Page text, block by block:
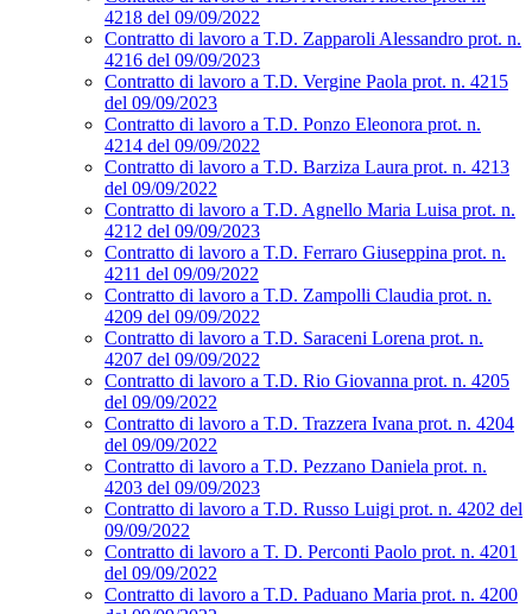
4218 del 09/09/2022
Contratto di lavoro a T.D. Zapparoli Alessandro prot. n.
4216 del 09/09/2023
Contratto di lavoro a T.D. Vergine Paola prot. n. 4215
del 09/09/2023
Contratto di lavoro a T.D. Ponzo Eleonora prot. n.
4214 del 09/09/2022
Contratto di lavoro a T.D. Barziza Laura prot. n. 4213
del 09/09/2022
Contratto di lavoro a T.D. Agnello Maria Luisa prot. n.
4212 del 09/09/2023
Contratto di lavoro a T.D. Ferraro Giuseppina prot. n.
4211 del 09/09/2022
Contratto di lavoro a T.D. Zampolli Claudia prot. n.
4209 del 09/09/2022
Contratto di lavoro a T.D. Saraceni Lorena prot. n.
4207 del 09/09/2022
Contratto di lavoro a T.D. Rio Giovanna prot. n. 4205
del 09/09/2022
Contratto di lavoro a T.D. Trazzera Ivana prot. n. 4204
del 09/09/2022
Contratto di lavoro a T.D. Pezzano Daniela prot. n.
4203 del 09/09/2023
Contratto di lavoro a T.D. Russo Luigi prot. n. 4202 del
09/09/2022
Contratto di lavoro a T. D. Perconti Paolo prot. n. 4201
del 09/09/2022
Contratto di lavoro a T.D. Paduano Maria prot. n. 4200